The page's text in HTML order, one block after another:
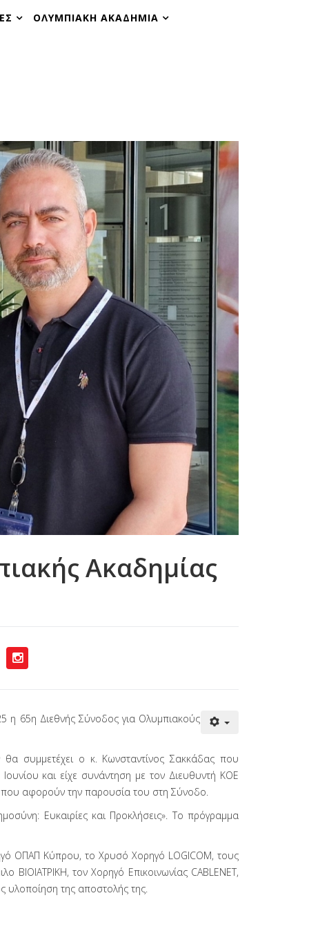
ΟΛΥΜΠΙΑΚΗ ΑΚΑΔΗΜΙΑ
Ακαδημίας
η 65η Διεθνής Σύνοδος για Ολυμπιακούς
συμμετέχει ο κ. Κωνσταντίνος Σακκάδας που
και είχε συνάντηση με τον Διευθυντή ΚΟΕ
που αφορούν την παρουσία του στη Σύνοδο.
Ευκαιρίες και Προκλήσεις». Το πρόγραμμα
ΟΠΑΠ Κύπρου, το Χρυσό Χορηγό LOGICOM, τους
ΒΙΟΙΑΤΡΙΚΗ, τον Χορηγό Επικοινωνίας CABLENET,
υλοποίηση της αποστολής της.